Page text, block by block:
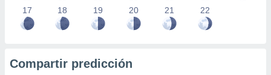
17 18 19 20 21 22
Compartir predicción